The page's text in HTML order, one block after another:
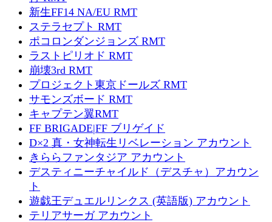
新生FF14 NA/EU RMT
ステラセプト RMT
ポコロンダンジョンズ RMT
ラストピリオド RMT
崩壊3rd RMT
プロジェクト東京ドールズ RMT
サモンズボード RMT
キャプテン翼RMT
FF BRIGADE|FF ブリゲイド
D×2 真・女神転生リベレーション アカウント
きららファンタジア アカウント
デスティニーチャイルド（デスチャ）アカウン
ト
遊戯王デュエルリンクス (英語版) アカウント
テリアサーガ アカウント